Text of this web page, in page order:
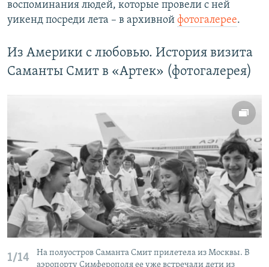
воспоминания людей, которые провели с ней
уикенд посреди лета – в архивной фотогалерее.
Из Америки с любовью. История визита
Саманты Смит в «Артек» (фотогалерея)
1/14
На полуостров Саманта Смит прилетела из Москвы. В
аэропорту Симферополя ее уже встречали дети из